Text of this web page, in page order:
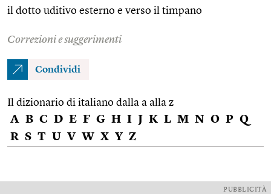
il dotto uditivo esterno e verso il timpano
Correzioni e suggerimenti
Condividi
Il dizionario di italiano dalla a alla z
A B C D E F G H I J K L M N O P Q
R S T U V W X Y Z
PUBBLICITÀ